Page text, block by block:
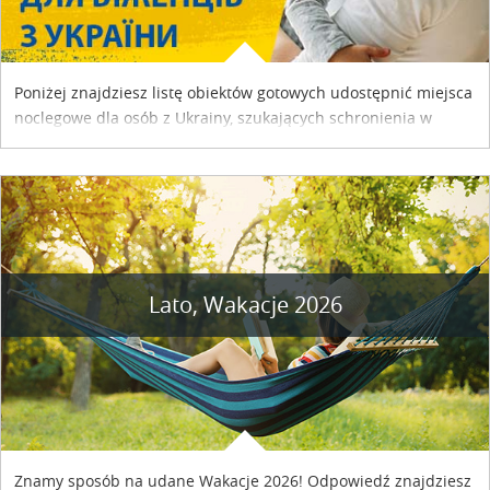
Poniżej znajdziesz listę obiektów gotowych udostępnić miejsca
noclegowe dla osób z Ukrainy, szukających schronienia w
Lato, Wakacje 2026
Znamy sposób na udane Wakacje 2026! Odpowiedź znajdziesz